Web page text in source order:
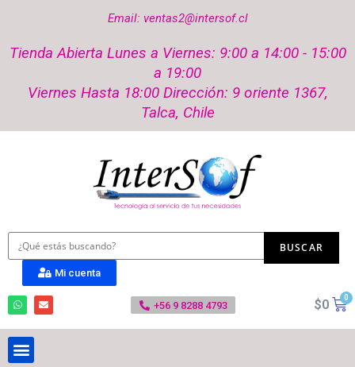
Email: ventas2@intersof.cl
Tienda Abierta Lunes a Viernes: 9:00 a 14:00 - 15:00
a 19:00
Viernes Hasta 18:00 Dirección: 9 oriente 1367,
Talca, Chile
Mi cuenta
+56 9 8288 4793 $0